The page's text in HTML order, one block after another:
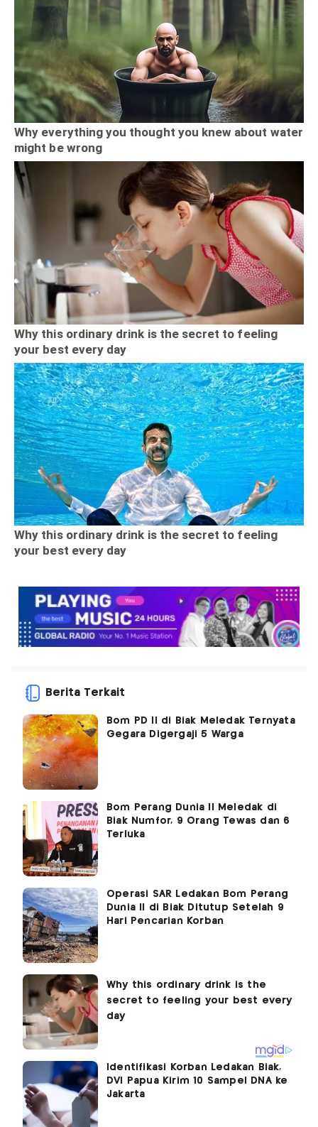
Berita Terkait
Bom PD II di Biak Meledak Ternyata
Gegara Digergaji 5 Warga
Bom Perang Dunia II Meledak di
Biak Numfor, 9 Orang Tewas dan 6
Terluka
Operasi SAR Ledakan Bom Perang
Dunia II di Biak Ditutup Setelah 9
Hari Pencarian Korban
Identifikasi Korban Ledakan Biak,
DVI Papua Kirim 10 Sampel DNA ke
Jakarta